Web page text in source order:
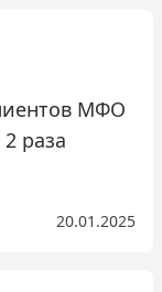
МФО
раза
20.01.2025